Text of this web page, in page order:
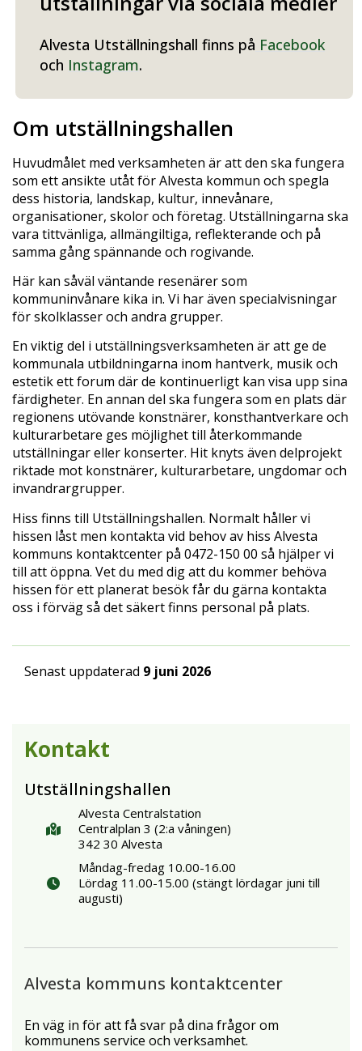
Alvesta Utställningshall finns på Facebook
och Instagram.
Om utställningshallen
Huvudmålet med verksamheten är att den ska fungera
som ett ansikte utåt för Alvesta kommun och spegla
dess historia, landskap, kultur, innevånare,
organisationer, skolor och företag. Utställningarna ska
vara tittvänliga, allmängiltiga, reflekterande och på
samma gång spännande och rogivande.
Här kan såväl väntande resenärer som
kommuninvånare kika in. Vi har även specialvisningar
för skolklasser och andra grupper.
En viktig del i utställningsverksamheten är att ge de
kommunala utbildningarna inom hantverk, musik och
estetik ett forum där de kontinuerligt kan visa upp sina
färdigheter. En annan del ska fungera som en plats där
regionens utövande konstnärer, konsthantverkare och
kulturarbetare ges möjlighet till återkommande
utställningar eller konserter. Hit knyts även delprojekt
riktade mot konstnärer, kulturarbetare, ungdomar och
invandrargrupper.
Hiss finns till Utställningshallen. Normalt håller vi
hissen låst men kontakta vid behov av hiss Alvesta
kommuns kontaktcenter på 0472-150 00 så hjälper vi
till att öppna. Vet du med dig att du kommer behöva
hissen för ett planerat besök får du gärna kontakta
oss i förväg så det säkert finns personal på plats.
Senast uppdaterad 9 juni 2026
Kontakt
Utställningshallen
Alvesta Centralstation
Centralplan 3 (2:a våningen)
342 30 Alvesta
Måndag-fredag 10.00-16.00
Lördag 11.00-15.00 (stängt lördagar juni till
augusti)
Alvesta kommuns kontaktcenter
En väg in för att få svar på dina frågor om
kommunens service och verksamhet.